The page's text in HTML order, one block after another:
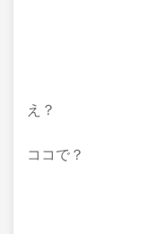
え？
ココで？